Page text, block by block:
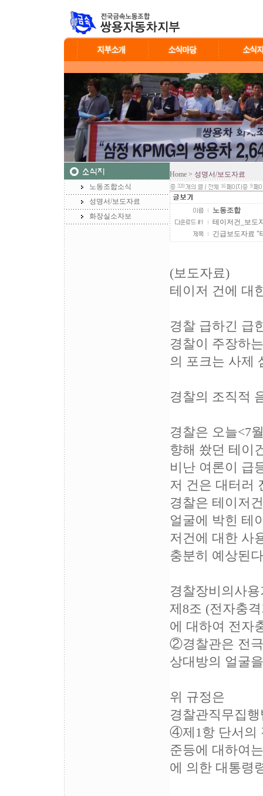
노동조합소식
성명서/보도자료
화장실소자보
Home > 성명서/보도자료
320 16 9
노동조합
테이저건_보도
긴급보도자료 "
(보도자료)
테이저 건에 대
경찰 급하긴 급
경찰이 주장하
의 포크는 사제
경찰의 조직적
경찰은 오늘<7
향해 쐈던 테이
비난 여론이 급
저 건은 대터러
경찰은 테이저
얼굴에 박힌 테
저건에 대한 사
충분히 예상된
경찰장비의사
제8조 (전자충
에 대하여 전자
②경찰관은 전
상대방의 얼굴
위 규정은
경찰관직무집
④제1항 단서의
준등에 대하여
에 의한 대통령